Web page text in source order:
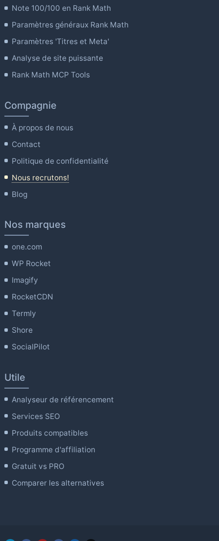
Note 100/100 en Rank Math
Paramètres généraux Rank Math
Paramètres 'Titres et Meta'
Analyse de site puissante
Rank Math MCP Tools
Compagnie
À propos de nous
Contact
Politique de confidentialité
Nous recrutons!
Blog
Nos marques
one.com
WP Rocket
Imagify
RocketCDN
Termly
Shore
SocialPilot
Utile
Analyseur de référencement
Services SEO
Produits compatibles
Programme d'affiliation
Gratuit vs PRO
Comparer les alternatives